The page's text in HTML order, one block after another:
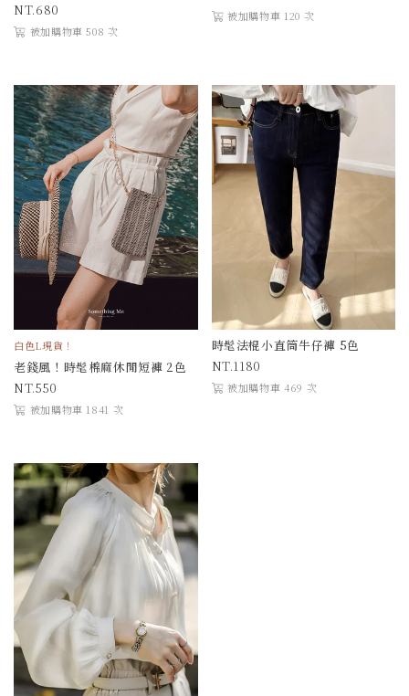
680
被加購物車 508 次
被加購物車 120 次
白色L現貨！
老錢風！時髦棉麻休閒短褲 2色
550
被加購物車 1841 次
時髦法棍小直筒牛仔褲 5色
1180
被加購物車 469 次